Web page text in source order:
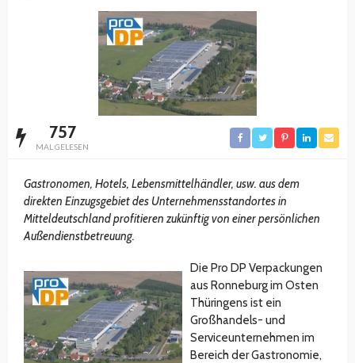
757
MAL GELESEN
Gastronomen, Hotels, Lebensmittelhändler, usw. aus dem
direkten Einzugsgebiet des Unternehmensstandortes in
Mitteldeutschland profitieren zukünftig von einer persönlichen
Außendienstbetreuung.
Die Pro DP Verpackungen
aus Ronneburg im Osten
Thüringens ist ein
Großhandels- und
Serviceunternehmen im
Bereich der Gastronomie,